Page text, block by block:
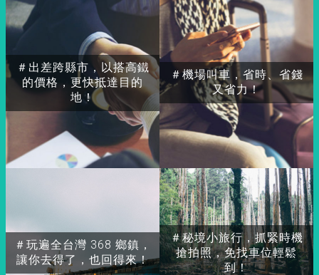
＃出差跨縣市，以搭高鐵
的價格，更快抵達目的
地！
＃玩遍全台灣 368 鄉鎮，
讓你去得了，也回得來！
＃秘境小旅行，抓緊時機
搶拍照，免找車位輕鬆
到！
＃機場叫車，省時、省錢
又省力！